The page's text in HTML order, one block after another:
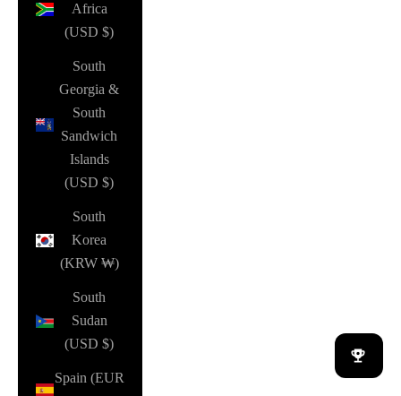
Africa
(USD $)
South
Georgia &
South
Sandwich
Islands
(USD $)
South
Korea
(KRW ₩)
South
Sudan
(USD $)
Spain (EUR